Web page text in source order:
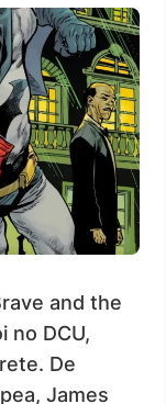
and the
no DCU,
De
James